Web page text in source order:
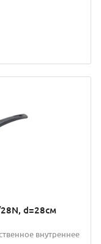
d=28см
внутреннее